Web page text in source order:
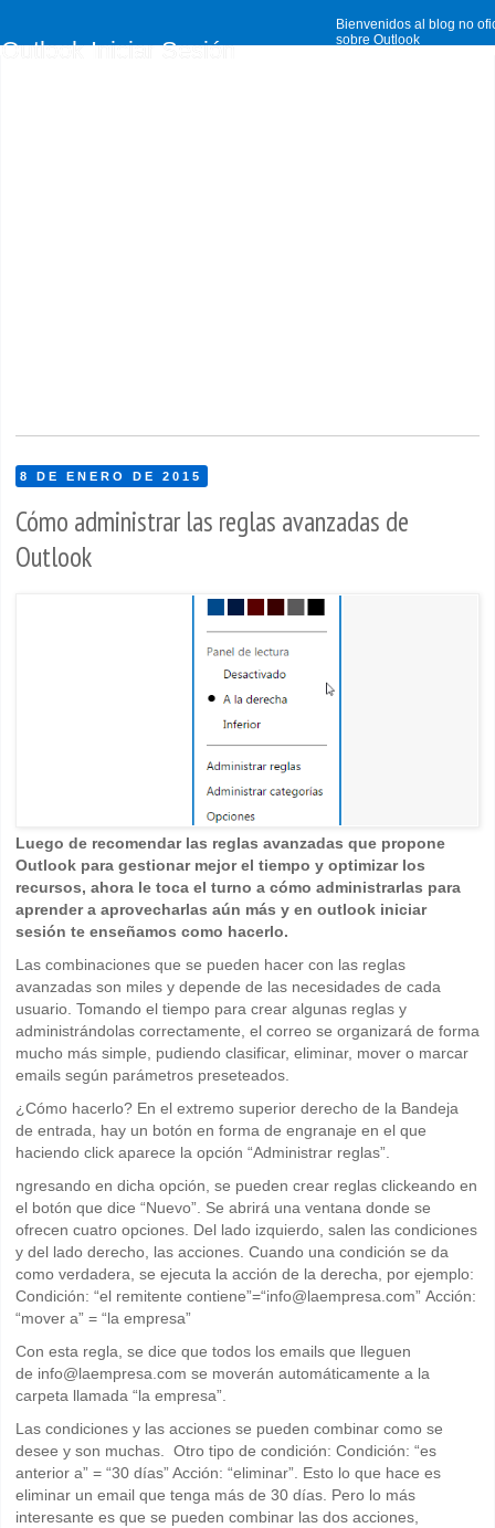
Bienvenidos al blog no
sobre Outlook
Outlook Iniciar Sesión
8 DE ENERO DE 2015
Cómo administrar las reglas avanzadas de
Outlook
Luego de recomendar las reglas avanzadas que propone
Outlook para gestionar mejor el tiempo y optimizar los
recursos, ahora le toca el turno a cómo administrarlas para
aprender a aprovecharlas aún más y en outlook iniciar
sesión te enseñamos como hacerlo.
Las combinaciones que se pueden hacer con las reglas
avanzadas son miles y depende de las necesidades de cada
usuario. Tomando el tiempo para crear algunas reglas y
administrándolas correctamente, el correo se organizará de forma
mucho más simple, pudiendo clasificar, eliminar, mover o marcar
emails según parámetros preseteados.
¿Cómo hacerlo? En el extremo superior derecho de la Bandeja
de entrada, hay un botón en forma de engranaje en el que
haciendo click aparece la opción “Administrar reglas”.
ngresando en dicha opción, se pueden crear reglas clickeando en
el botón que dice “Nuevo”. Se abrirá una ventana donde se
ofrecen cuatro opciones. Del lado izquierdo, salen las condiciones
y del lado derecho, las acciones. Cuando una condición se da
como verdadera, se ejecuta la acción de la derecha, por ejemplo:
Condición: “el remitente contiene”=“info@laempresa.com” Acción:
“mover a” = “la empresa”
Con esta regla, se dice que todos los emails que lleguen
de info@laempresa.com se moverán automáticamente a la
carpeta llamada “la empresa”.
Las condiciones y las acciones se pueden combinar como se
desee y son muchas. Otro tipo de condición: Condición: “es
anterior a” = “30 días” Acción: “eliminar”. Esto lo que hace es
eliminar un email que tenga más de 30 días. Pero lo más
interesante es que se pueden combinar las dos acciones,